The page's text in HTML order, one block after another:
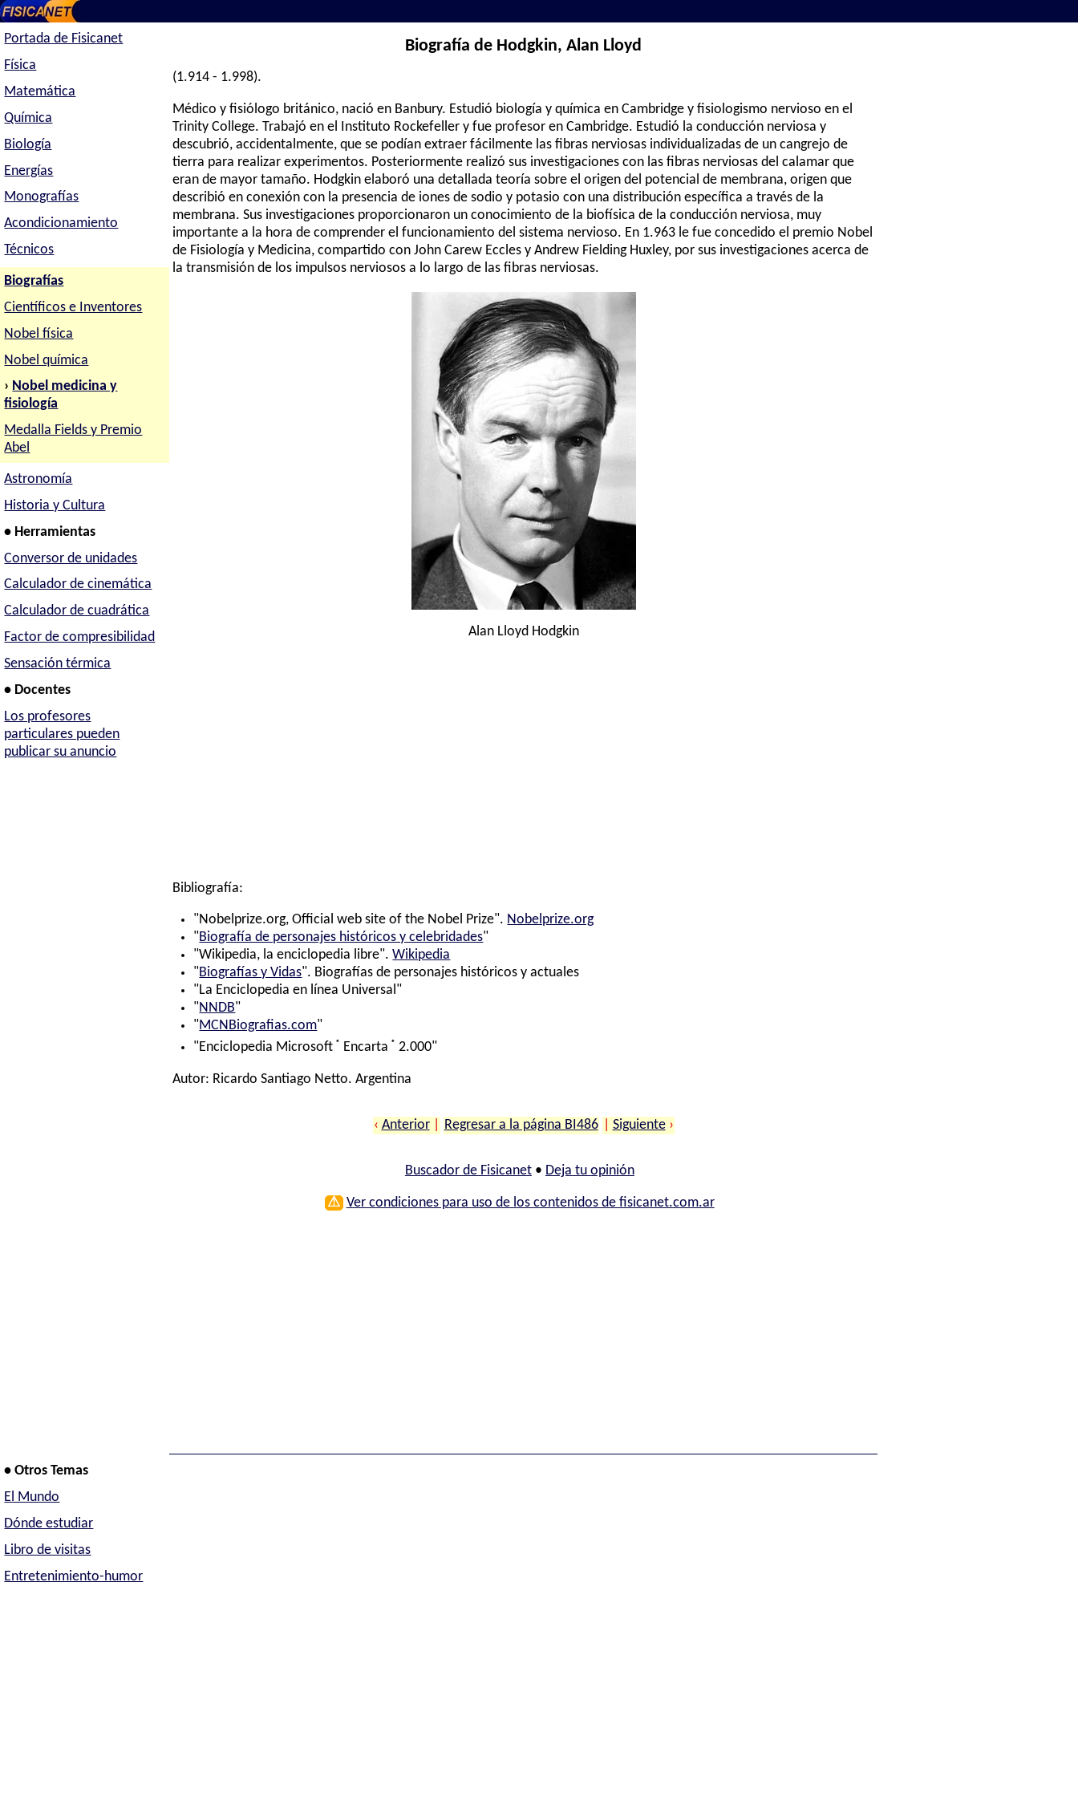
Portada de Fisicanet
Física
Matemática
Química
Biología
Energías
Monografías
Acondicionamiento
Técnicos
Biografías
Científicos e Inventores
Nobel física
Nobel química
› Nobel medicina y
fisiología
Medalla Fields y Premio
Abel
Astronomía
Historia y Cultura
• Herramientas
Conversor de unidades
Calculador de cinemática
Calculador de cuadrática
Factor de compresibilidad
Sensación térmica
• Docentes
Los profesores
particulares pueden
publicar su anuncio
Biografía de Hodgkin, Alan Lloyd
(1.914 - 1.998).
Médico y fisiólogo británico, nació en Banbury. Estudió biología y química en Cambridge y fisiologismo nervioso en el
Trinity College. Trabajó en el Instituto Rockefeller y fue profesor en Cambridge. Estudió la conducción nerviosa y
descubrió, accidentalmente, que se podían extraer fácilmente las fibras nerviosas individualizadas de un cangrejo de
tierra para realizar experimentos. Posteriormente realizó sus investigaciones con las fibras nerviosas del calamar que
eran de mayor tamaño. Hodgkin elaboró una detallada teoría sobre el origen del potencial de membrana, origen que
describió en conexión con la presencia de iones de sodio y potasio con una distribución específica a través de la
membrana. Sus investigaciones proporcionaron un conocimiento de la biofísica de la conducción nerviosa, muy
importante a la hora de comprender el funcionamiento del sistema nervioso. En 1.963 le fue concedido el premio Nobel
de Fisiología y Medicina, compartido con John Carew Eccles y Andrew Fielding Huxley, por sus investigaciones acerca de
la transmisión de los impulsos nerviosos a lo largo de las fibras nerviosas.
Alan Lloyd Hodgkin
Bibliografía:
"Nobelprize.org, Official web site of the Nobel Prize". Nobelprize.org
"Biografía de personajes históricos y celebridades"
"Wikipedia, la enciclopedia libre".Wikipedia
"Biografías y Vidas". Biografías de personajes históricos y actuales
"La Enciclopedia en línea Universal"
"NNDB"
"MCNBiografias.com"
"Enciclopedia Microsoft ® Encarta ® 2.000"
Autor: Ricardo Santiago Netto. Argentina
‹ Anterior Regresar a la página BI486 Siguiente ›
Buscador de Fisicanet• Deja tu opinión
⚠ Ver condiciones para uso de los contenidos de fisicanet.com.ar
• Otros Temas
El Mundo
Dónde estudiar
Libro de visitas
Entretenimiento-humor